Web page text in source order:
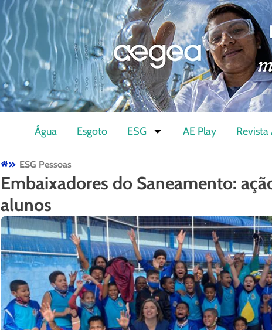
Água Esgoto ESG AE Play Revista
ESG Pessoas
Embaixadores do Saneamento:
alunos